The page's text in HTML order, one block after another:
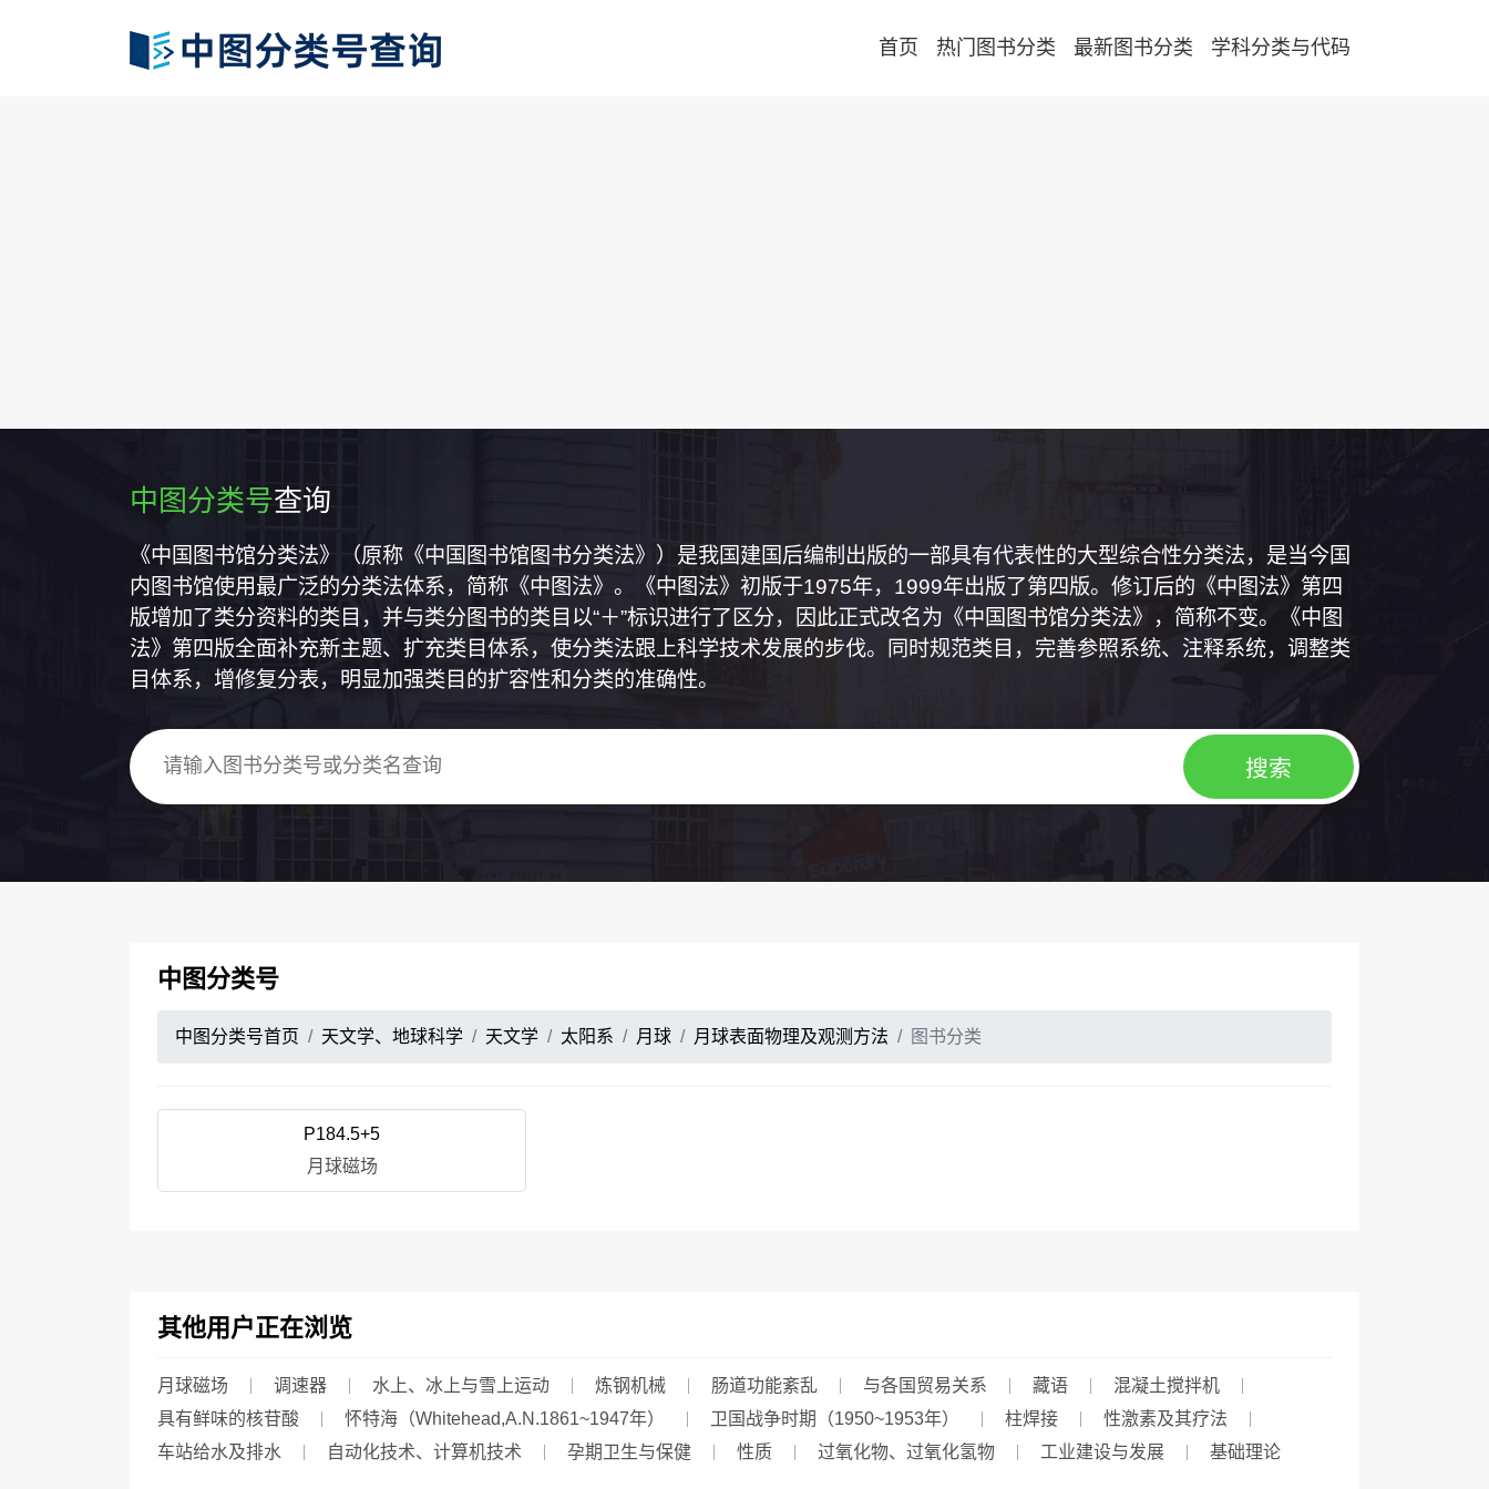
首页 热门图书分类 最新图书分类 学科分类与代码
中图分类号查询
《中国图书馆分类法》（原称《中国图书馆图书分类法》）是我国建国后编制出版的一部具有代表性的大型综合性分类法，是当今国
内图书馆使用最广泛的分类法体系，简称《中图法》。《中图法》初版于1975年，1999年出版了第四版。修订后的《中图法》第四
版增加了类分资料的类目，并与类分图书的类目以“＋”标识进行了区分，因此正式改名为《中国图书馆分类法》，简称不变。《中图
法》第四版全面补充新主题、扩充类目体系，使分类法跟上科学技术发展的步伐。同时规范类目，完善参照系统、注释系统，调整类
目体系，增修复分表，明显加强类目的扩容性和分类的准确性。
中图分类号
中图分类号首页 天文学、地球科学 天文学 太阳系 月球 月球表面物理及观测方法 图书分类
P184.5+5
月球磁场
其他用户正在浏览
月球磁场 调速器 水上、冰上与雪上运动 炼钢机械 肠道功能紊乱 与各国贸易关系 藏语
混凝土搅拌机
具有鲜味的核苷酸
怀特海（Whitehead,A.N.1861~1947年） 卫国战争时期（1950~1953年） 柱焊接
性激素及其疗法
车站给水及排水
自动化技术、计算机技术 孕期卫生与保健 性质 过氧化物、过氧化氢物 工业建设与发展 基础理论